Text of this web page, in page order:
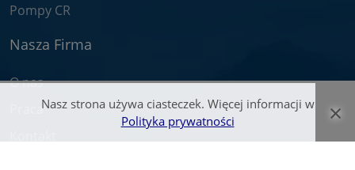
Nasz strona używa ciasteczek. Więcej informacji w
Polityka prywatności
×
Pompy CR
Nasza Firma
O nas
Praca